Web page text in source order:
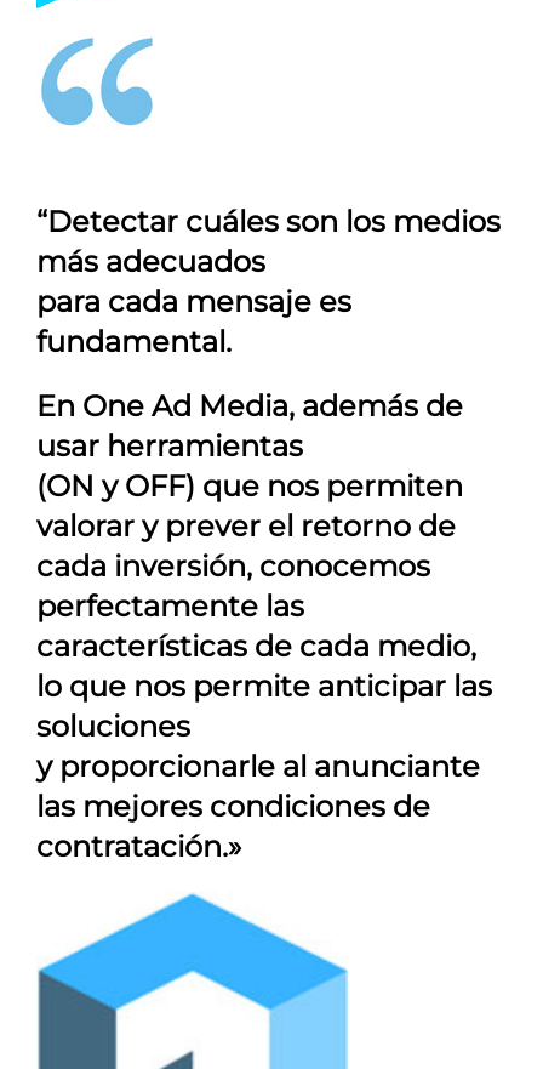
“Detectar cuáles son los medios
más adecuados
para cada mensaje es
fundamental.
En One Ad Media, además de
usar herramientas
(ON y OFF) que nos permiten
valorar y prever el retorno de
cada inversión, conocemos
perfectamente las
características de cada medio,
lo que nos permite anticipar las
soluciones
y proporcionarle al anunciante
las mejores condiciones de
contratación.»